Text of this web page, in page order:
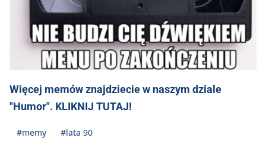
Więcej memów znajdziecie w naszym dziale
"Humor". KLIKNIJ TUTAJ!
#memy #lata 90